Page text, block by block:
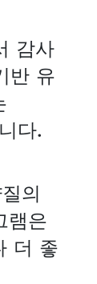
감사
반 유
다.
의
램은
더 좋